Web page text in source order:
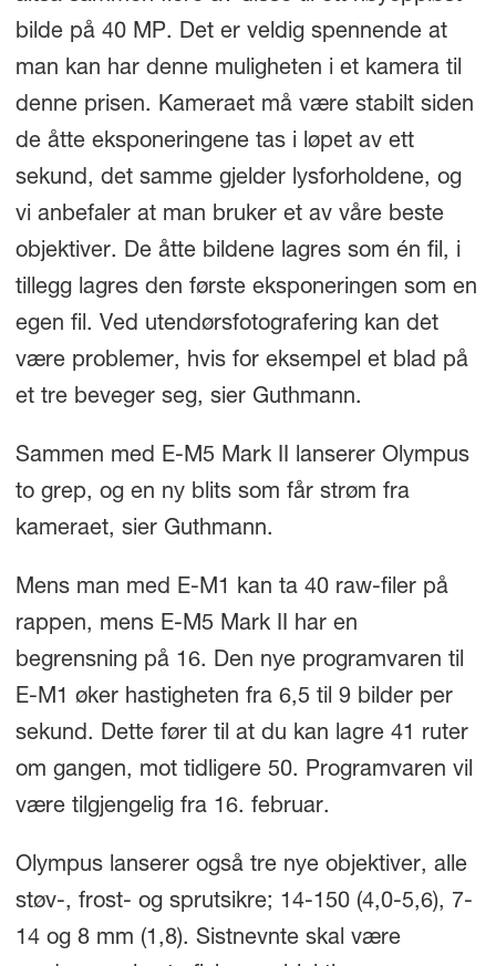
bilde på 40 MP. Det er veldig spennende at
man kan har denne muligheten i et kamera til
denne prisen. Kameraet må være stabilt siden
de åtte eksponeringene tas i løpet av ett
sekund, det samme gjelder lysforholdene, og
vi anbefaler at man bruker et av våre beste
objektiver. De åtte bildene lagres som én fil, i
tillegg lagres den første eksponeringen som en
egen fil. Ved utendørsfotografering kan det
være problemer, hvis for eksempel et blad på
et tre beveger seg, sier Guthmann.
Sammen med E-M5 Mark II lanserer Olympus
to grep, og en ny blits som får strøm fra
kameraet, sier Guthmann.
Mens man med E-M1 kan ta 40 raw-filer på
rappen, mens E-M5 Mark II har en
begrensning på 16. Den nye programvaren til
E-M1 øker hastigheten fra 6,5 til 9 bilder per
sekund. Dette fører til at du kan lagre 41 ruter
om gangen, mot tidligere 50. Programvaren vil
være tilgjengelig fra 16. februar.
Olympus lanserer også tre nye objektiver, alle
støv-, frost- og sprutsikre; 14-150 (4,0-5,6), 7-
14 og 8 mm (1,8). Sistnevnte skal være